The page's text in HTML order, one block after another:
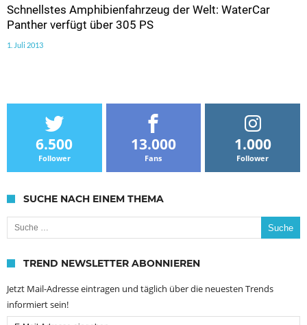
Schnellstes Amphibienfahrzeug der Welt: WaterCar
Panther verfügt über 305 PS
1. Juli 2013
6.500
Follower
13.000
Fans
1.000
Follower
SUCHE NACH EINEM THEMA
Suche nach:
TREND NEWSLETTER ABONNIEREN
Jetzt Mail-Adresse eintragen und täglich über die neuesten Trends
informiert sein!
Email